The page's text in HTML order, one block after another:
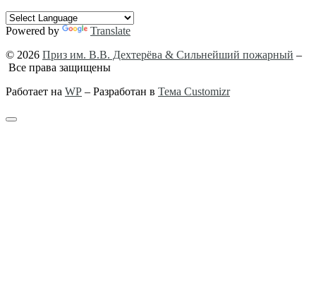
Powered by
Translate
© 2026 Приз им. В.В. Дехтерёва & Сильнейший пожарный –
Все права защищены
Работает на WP – Разработан в Тема Customizr